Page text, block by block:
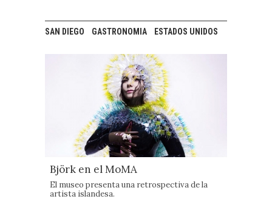
SAN DIEGO GASTRONOMIA ESTADOS UNIDOS
Björk en el MoMA
El museo presenta una retrospectiva de la
artista islandesa.